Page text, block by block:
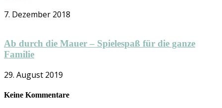
7. Dezember 2018
Ab durch die Mauer – Spielespaß für die ganze
Familie
29. August 2019
Keine Kommentare